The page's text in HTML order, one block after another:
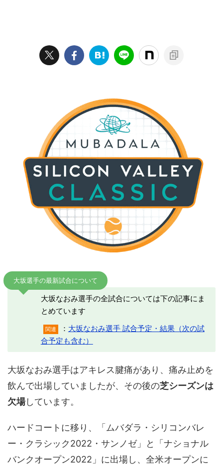
大坂選手の最新試合について
大坂なおみ選手の全試合については下の記事にま
とめています
関連 ： 大坂なおみ選手 試合予定・結果（次の試
合予定も含む）
大坂なおみ選手はアキレス腱痛があり、痛み止めを
飲んで出場していましたが、その後の芝シーズンは
欠場しています。
ハードコートに移り、「ムバダラ・シリコンバレ
ー・クラシック2022・サンノゼ」と「ナショナル
バンクオープン2022」に出場し、全米オープンに